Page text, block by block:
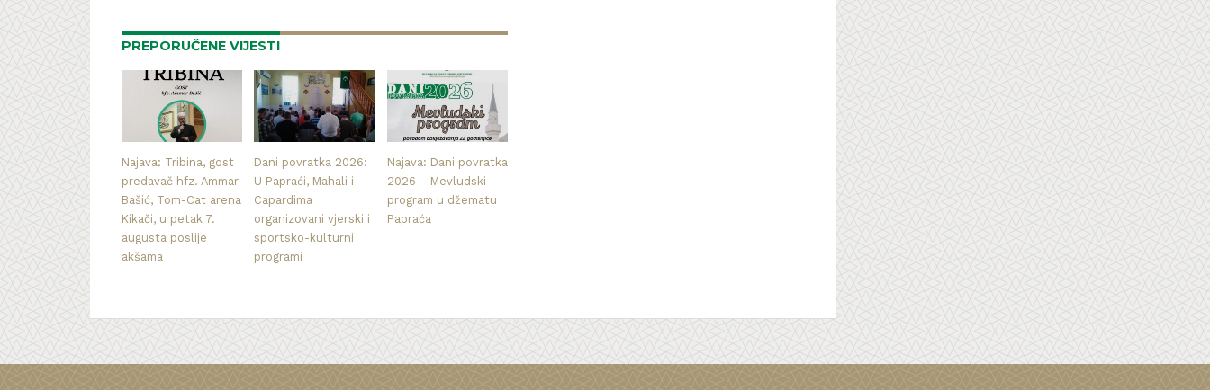
PREPORUČENE VIJESTI
Najava: Tribina, gost
predavač hfz. Ammar
Bašić, Tom-Cat arena
Kikači, u petak 7.
augusta poslije
akšama
Dani povratka 2026:
U Papraći, Mahali i
Capardima
organizovani vjerski i
sportsko-kulturni
programi
Najava: Dani povratka
2026 – Mevludski
program u džematu
Papraća